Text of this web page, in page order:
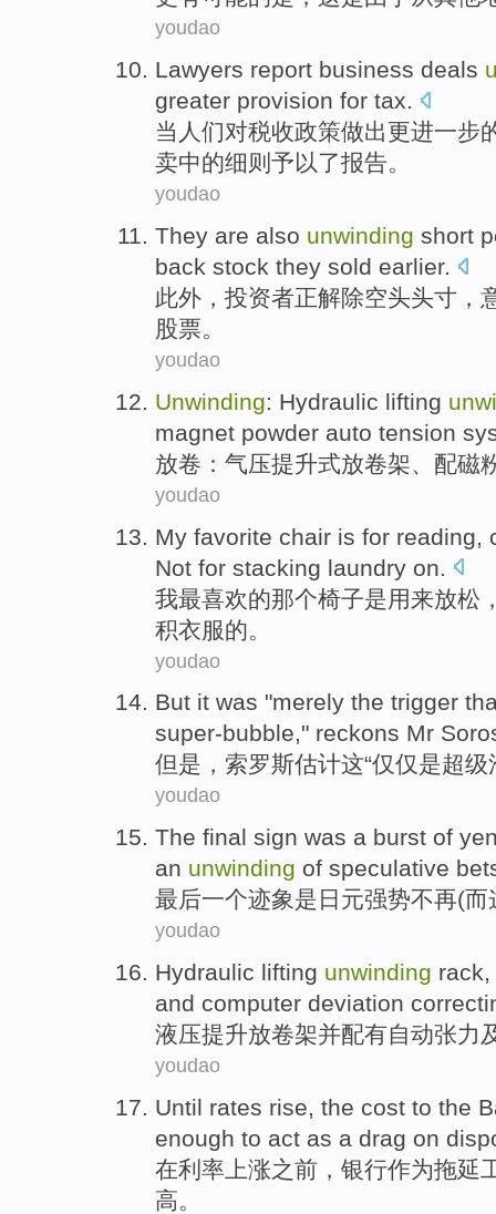
youdao
Lawyers report business deals
greater provision for tax.
当 人们对税收政策做出更进一步
卖中的细则 予以了报告。
youdao
They are also unwinding short
back stock they sold earlier.
此外 ，投资者正解除空头头寸 ，
股票。
youdao
Unwinding: Hydraulic lifting
magnet powder auto tension
放卷 ： 气压提升式放卷架、 配磁
youdao
My favorite chair is for reading
Not for stacking laundry on
我最喜欢的那个椅子是用来放松
积衣服的。
youdao
But it was "merely the trigger
super-bubble," reckons Mr
但是 ， 索罗斯估计这“仅仅是超级
youdao
The final sign was a burst of
an unwinding of speculative
最后一个迹象是 日元强势不再(而
youdao
Hydraulic lifting unwinding rack,
and computer deviation
液压提升放卷架并配有自动张力
youdao
Until rates rise, the cost to the
enough to act as a drag on
在利率 上涨之前 ， 银行作为拖延
高。